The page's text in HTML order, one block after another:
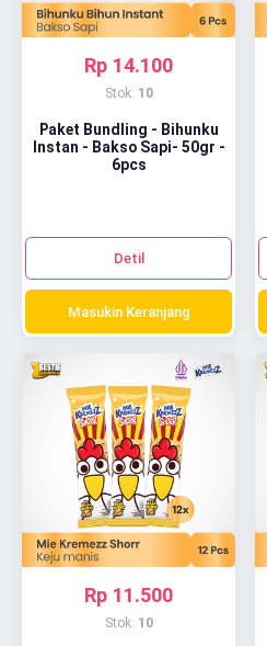
Rp 14.100
Stok: 10
Paket Bundling - Bihunku
Instan - Bakso Sapi- 50gr -
6pcs
Detil
Masukin Keranjang
Rp 11.500
Stok: 10